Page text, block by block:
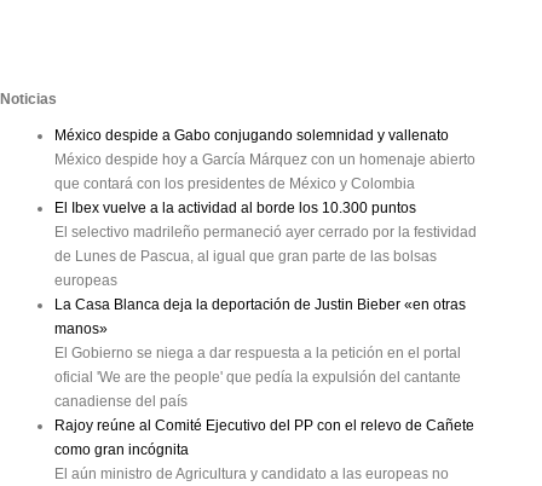
Noticias
México despide a Gabo conjugando solemnidad y vallenato
México despide hoy a García Márquez con un homenaje abierto
que contará con los presidentes de México y Colombia
El Ibex vuelve a la actividad al borde los 10.300 puntos
El selectivo madrileño permaneció ayer cerrado por la festividad
de Lunes de Pascua, al igual que gran parte de las bolsas
europeas
La Casa Blanca deja la deportación de Justin Bieber «en otras
manos»
El Gobierno se niega a dar respuesta a la petición en el portal
oficial 'We are the people' que pedía la expulsión del cantante
canadiense del país
Rajoy reúne al Comité Ejecutivo del PP con el relevo de Cañete
como gran incógnita
El aún ministro de Agricultura y candidato a las europeas no